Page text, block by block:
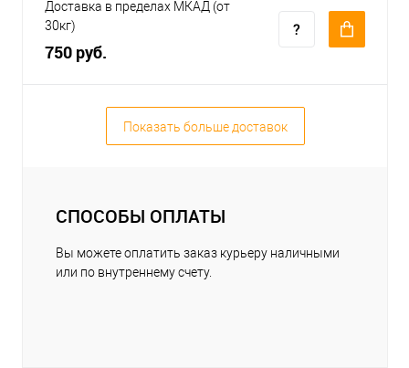
Доставка в пределах МКАД (от
30кг)
750 руб.
Показать больше доставок
СПОСОБЫ ОПЛАТЫ
Вы можете оплатить заказ курьеру наличными
или по внутреннему счету.